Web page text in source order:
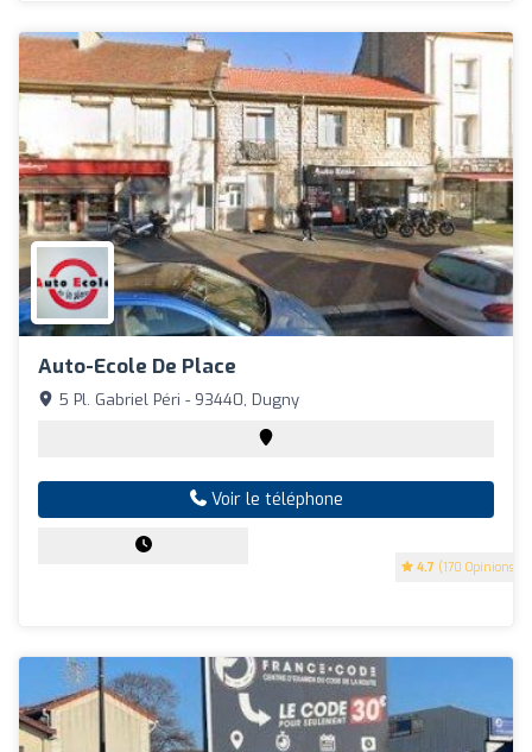
Auto-Ecole De Place
4.7 (170 Opinions)
5 Pl. Gabriel Péri - 93440, Dugny
Voir le téléphone